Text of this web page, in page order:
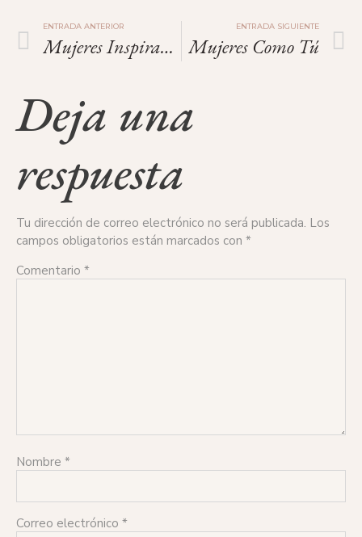
ENTRADA ANTERIOR
Mujeres Inspiradoras: Deméter, Diosa De La Fertilidad.
ENTRADA SIGUIENTE
Mujeres Como Tú
Deja una
respuesta
Tu dirección de correo electrónico no será publicada. Los
campos obligatorios están marcados con *
Comentario *
Nombre *
Correo electrónico *